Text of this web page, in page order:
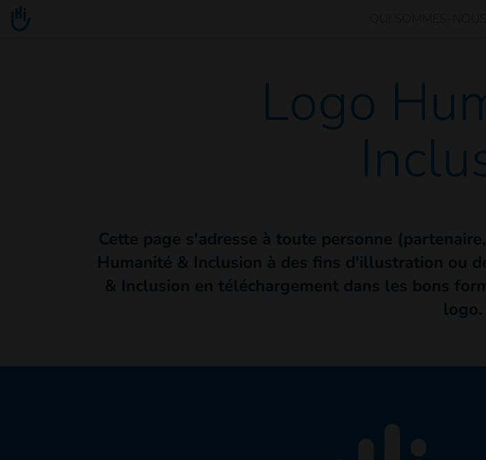
Go to main content
Logo
Cette page s'adresse à toute personne
Humanité & Inclusion à des fins d'illustration ou
& Inclusion en téléchargement dans les bons
logo.